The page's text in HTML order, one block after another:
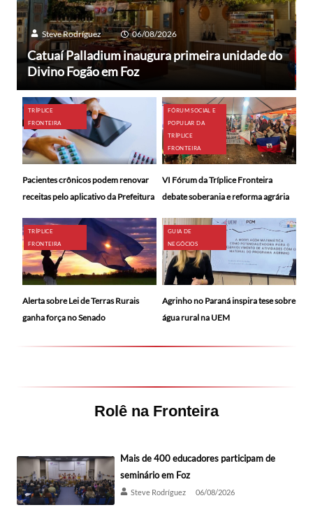
Steve Rodríguez 06/08/2026
Catuaí Palladium inaugura primeira unidade do
Divino Fogão em Foz
TRÍPLICE
FRONTEIRA
Pacientes crônicos podem renovar
receitas pelo aplicativo da Prefeitura
FÓRUM SOCIAL E
POPULAR DA
TRÍPLICE
FRONTEIRA
VI Fórum da Tríplice Fronteira
debate soberania e reforma agrária
TRÍPLICE
FRONTEIRA
Alerta sobre Lei de Terras Rurais
ganha força no Senado
GUIA DE
NEGÓCIOS
Agrinho no Paraná inspira tese sobre
água rural na UEM
Rolê na Fronteira
Mais de 400 educadores participam de
seminário em Foz
Steve Rodríguez 06/08/2026